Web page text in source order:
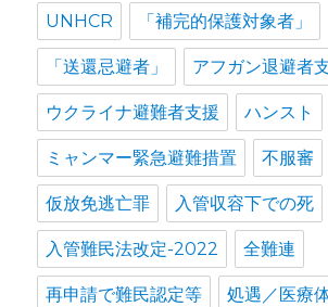
UNHCR 「補完的保護対象者」
「送還忌避者」 アフガン退避者
ウクライナ避難者支援 ハンスト
ミャンマー緊急避難措置 不服審
仮放免逃亡罪 入管収容下での死
入管難民法改定-2022 全難連
再申請で難民認定等 処遇／医療